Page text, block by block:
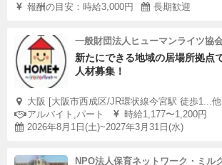
報酬の目安：時給3,000円
長期歓迎
一般財団法人ヒューマンライツ協
新たにできる地域の居場所拠点
人材募集！
大阪 [大阪市西成区/JR環状線今宮駅 徒歩1...
アルバイト,パート
時給1,177〜1,200円
2026年8月1日(土)~2027年3月31日(水)
NPO法人保育ネットワーク・ミル